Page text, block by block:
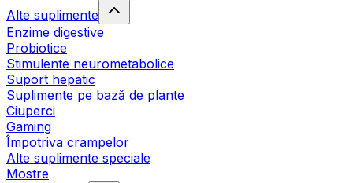
Alte suplimente
Enzime digestive
Probiotice
Stimulente neurometabolice
Suport hepatic
Suplimente pe bază de plante
Ciuperci
Gaming
Împotriva crampelor
Alte suplimente speciale
Mostre